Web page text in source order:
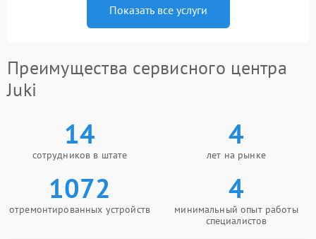
Показать все услуги
Преимущества сервисного центра
Juki
14
сотрудников в штате
4
лет на рынке
1072
отремонтированных устройств
4
минимальный опыт работы
специалистов